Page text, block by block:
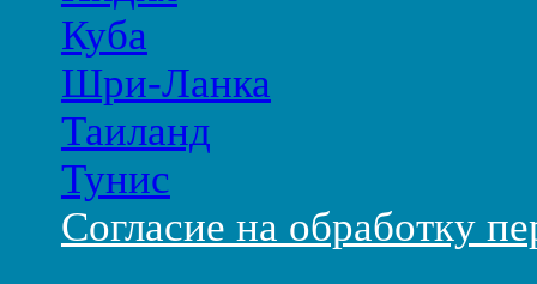
Куба
Шри-Ланка
Таиланд
Тунис
Согласие на обработку